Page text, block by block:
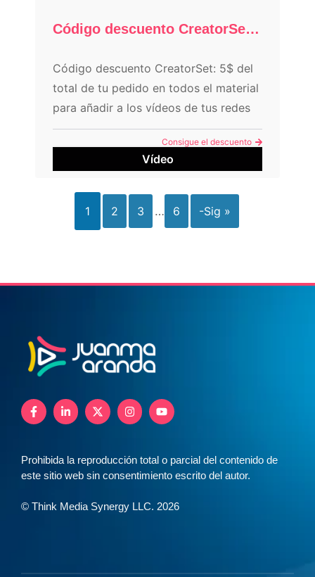
Código descuento CreatorSet: 5$
Código descuento CreatorSet: 5$ del
total de tu pedido en todos el material
para añadir a los vídeos de tus redes
sociales.
Consigue el descuento
Vídeo
1 2 3 … 6 -Sig »
Prohibida la reproducción total o parcial del contenido de
este sitio web sin consentimiento escrito del autor.
© Think Media Synergy LLC. 2026